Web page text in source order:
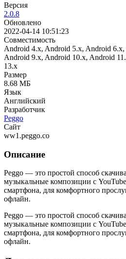
Версия
2.0.8
Обновлено
2022-04-14 10:51:23
Совместимость
Android 4.x, Android 5.x, Android
Android 9.x, Android 10.x, Android
13.x
Размер
8.68 МБ
Язык
Английский
Разработчик
Peggo
Сайт
ww1.peggo.co
Описание
Peggo — это простой способ
музыкальные композиции с
смартфона, для комфортного
офлайн.
Peggo — это простой способ
музыкальные композиции с
смартфона, для комфортного
офлайн.